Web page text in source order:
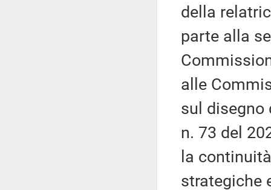
della
parte alla
alle
sul disegno
n. 73 del
la
strategiche